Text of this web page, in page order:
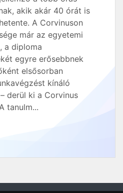
akik akár 40 órát is
A Corvinuson
már az egyetemi
a diploma
egyre erősebbnek
elsősorban
kínáló
derül ki a Corvinus
tanulm...